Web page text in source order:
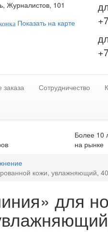
Журналистов, 101
Показать на карте
Сотрудничество
Более 10
на рынке
кожи, увлажняющий,
для